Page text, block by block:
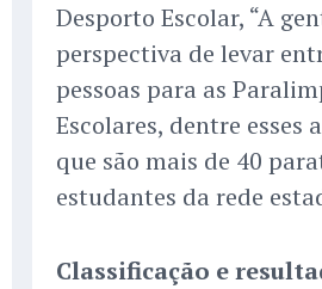
Desporto Escolar, “A
perspectiva de levar
pessoas para as
Escolares, dentre esses
que são mais de 40
estudantes da rede
Classificação e